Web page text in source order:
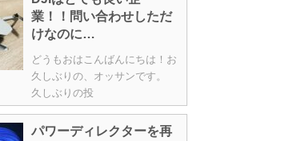
業！！問い合わせしただ
けなのに…
どうもおはこんばんにちは！お
久しぶりの、オッサンです。
久しぶりの投
パワーディレクターを再